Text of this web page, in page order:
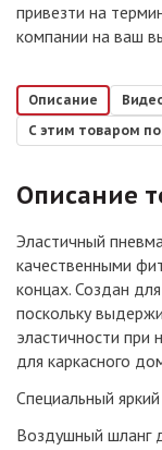
привезти на
компании на ваш
Описание
С этим товаром
Описание
Эластичный
качественными
концах. Создан
поскольку
эластичности при
для каркасного
Специальный
Воздушный шланг